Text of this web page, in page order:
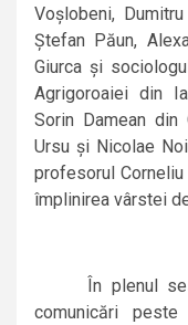
Voşlobeni,
Ştefan Păun,
Giurca şi
Agrigoroaiei din
Sorin Damean din
Ursu şi Nicolae
profesorul
împlinirea vârstei
În plenul
comunicări